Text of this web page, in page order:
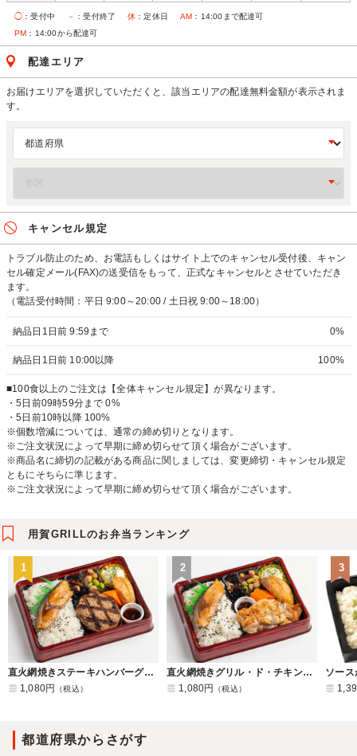
◯ ：受付中 － ：受付終了 休 ：定休日 AM ：14:00まで配達可
PM ：14:00から配達可
配達エリア
お届けエリアを選択していただくと、該当エリアの配達無料金額が表示されま
す。
キャンセル規定
トラブル防止のため、お電話もしくはサイト上でのキャンセル受付後、キャン
セル確定メール(FAX)の送受信をもって、正式なキャンセルとさせていただき
ます。
（電話受付時間：平日 9:00～20:00 / 土日祝 9:00～18:00）
納品日1日前 9:59まで 0%
納品日1日前 10:00以降 100%
■100食以上のご注文は【全体キャンセル規定】が異なります。
・5日前09時59分まで 0%
・5日前10時以降 100%
※個数増減については、通常の締め切りとなります。
※ご注文状況によって早期に締め切らせて頂く場合がございます。
※商品名に締切の記載がある商品に関しましては、変更締切・キャンセル規定
ともにそちらに準じます。
※ご注文状況によって早期に締め切らせて頂く場合がございます。
用賀GRILLのお弁当ランキング
1
直火網焼きステーキハンバーグ&ぶりの照り焼き 幕ノ内弁当
1,080円
（税込）
2
直火網焼きグリル・ド・チキン&ぶりの照り焼き 幕ノ内弁当
1,080円
（税込）
3
都道府県からさがす